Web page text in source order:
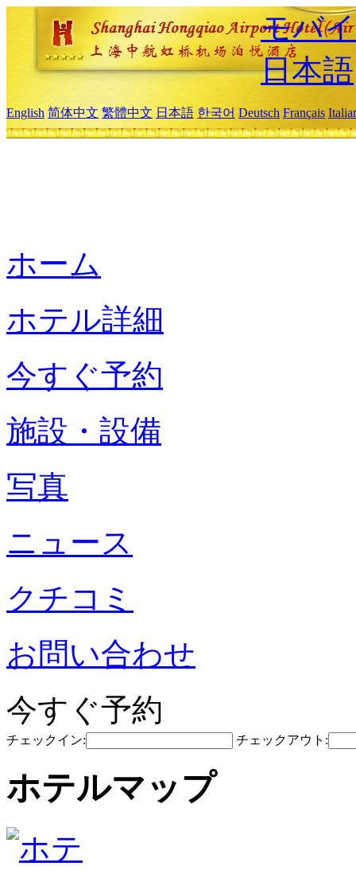
モバ
日本語
English 简体中文 繁體中文 日本語 한국어 Deutsch Français
ホーム
ホテル詳細
今すぐ予約
施設・設備
写真
ニュース
クチコミ
お問い合わせ
今すぐ予約
チェックイン: チェックアウト:
ホテルマップ